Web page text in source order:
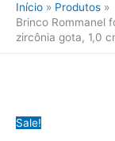
Início
Produtos
Brinco Rommanel
zircônia gota, 1,0
Sale!